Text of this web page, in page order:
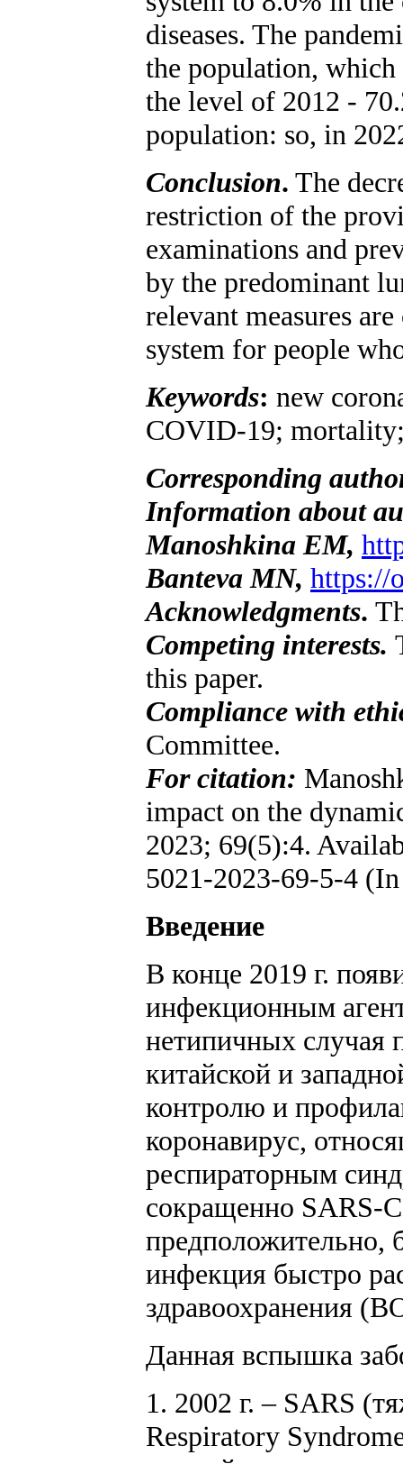
diseases. The
the population, which
the level of 2012 -
population: so, in
Conclusion. The
restriction of the
examinations and
by the predominant
relevant measures
system for people
Keywords: new
COVID-19;
Corresponding
Information about
Manoshkina EM,
Banteva MN, https://
Acknowledgments.
Competing interests.
this paper.
Compliance with
Committee.
For citation:
impact on the
2023; 69(5):4.
5021-2023-69-5-4
Введение
В конце 2019 г.
инфекционным
нетипичных случая
китайской и
контролю и
коронавирус,
респираторным
сокращенно SARS-
предположительно,
инфекция быстро
здравоохранения
Данная вспышка
1. 2002 г. – SARS
Respiratory